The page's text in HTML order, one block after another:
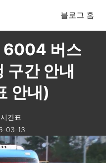
블로그 홈
버스
구간 안내
안내)
간표
03-13